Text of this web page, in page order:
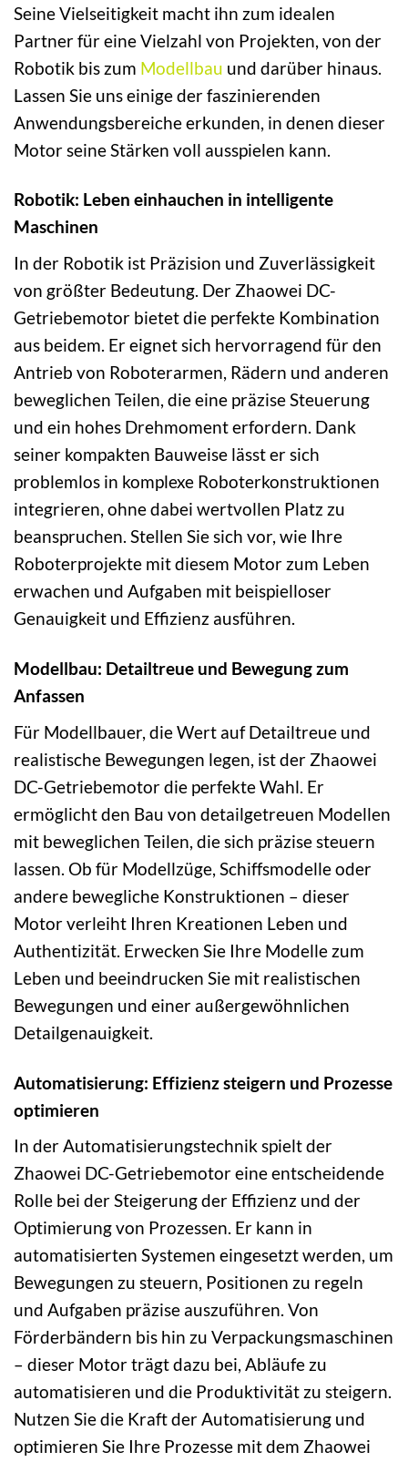
Seine Vielseitigkeit macht ihn zum idealen
Partner für eine Vielzahl von Projekten, von der
Robotik bis zum Modellbau und darüber hinaus.
Lassen Sie uns einige der faszinierenden
Anwendungsbereiche erkunden, in denen dieser
Motor seine Stärken voll ausspielen kann.
Robotik: Leben einhauchen in intelligente
Maschinen
In der Robotik ist Präzision und Zuverlässigkeit
von größter Bedeutung. Der Zhaowei DC-
Getriebemotor bietet die perfekte Kombination
aus beidem. Er eignet sich hervorragend für den
Antrieb von Roboterarmen, Rädern und anderen
beweglichen Teilen, die eine präzise Steuerung
und ein hohes Drehmoment erfordern. Dank
seiner kompakten Bauweise lässt er sich
problemlos in komplexe Roboterkonstruktionen
integrieren, ohne dabei wertvollen Platz zu
beanspruchen. Stellen Sie sich vor, wie Ihre
Roboterprojekte mit diesem Motor zum Leben
erwachen und Aufgaben mit beispielloser
Genauigkeit und Effizienz ausführen.
Modellbau: Detailtreue und Bewegung zum
Anfassen
Für Modellbauer, die Wert auf Detailtreue und
realistische Bewegungen legen, ist der Zhaowei
DC-Getriebemotor die perfekte Wahl. Er
ermöglicht den Bau von detailgetreuen Modellen
mit beweglichen Teilen, die sich präzise steuern
lassen. Ob für Modellzüge, Schiffsmodelle oder
andere bewegliche Konstruktionen – dieser
Motor verleiht Ihren Kreationen Leben und
Authentizität. Erwecken Sie Ihre Modelle zum
Leben und beeindrucken Sie mit realistischen
Bewegungen und einer außergewöhnlichen
Detailgenauigkeit.
Automatisierung: Effizienz steigern und Prozesse
optimieren
In der Automatisierungstechnik spielt der
Zhaowei DC-Getriebemotor eine entscheidende
Rolle bei der Steigerung der Effizienz und der
Optimierung von Prozessen. Er kann in
automatisierten Systemen eingesetzt werden, um
Bewegungen zu steuern, Positionen zu regeln
und Aufgaben präzise auszuführen. Von
Förderbändern bis hin zu Verpackungsmaschinen
– dieser Motor trägt dazu bei, Abläufe zu
automatisieren und die Produktivität zu steigern.
Nutzen Sie die Kraft der Automatisierung und
optimieren Sie Ihre Prozesse mit dem Zhaowei